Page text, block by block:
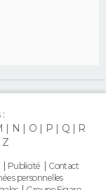
N O P Q
R
Z
Publicité
Contact
personnelles